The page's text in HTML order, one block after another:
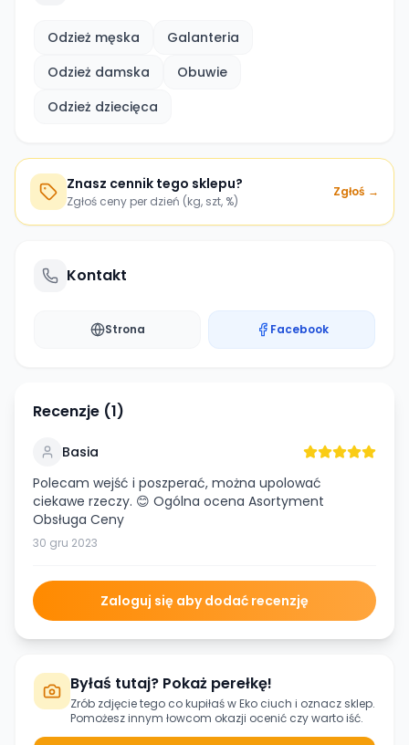
Odzież męska
Galanteria
Odzież damska
Obuwie
Odzież dziecięca
Znasz cennik tego sklepu?
Zgłoś ceny per dzień (kg, szt, %)
Zgłoś →
Kontakt
Strona Facebook
Recenzje (1)
Basia
Polecam wejść i poszperać, można upolować
ciekawe rzeczy. 😊 Ogólna ocena Asortyment
Obsługa Ceny
30 gru 2023
Zaloguj się aby dodać recenzję
Byłaś tutaj? Pokaż perełkę!
Zrób zdjęcie tego co kupiłaś wEko ciuch i oznacz sklep.
Pomożesz innym łowcom okazji ocenić czy warto iść.